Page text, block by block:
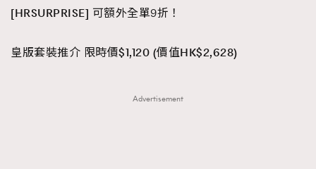
[HRSURPRISE] 可額外全單9折！
皇版套裝推介 限時價$1,120 (價值HK$2,628)
Advertisement